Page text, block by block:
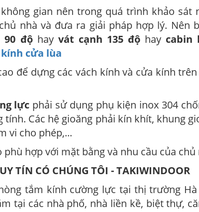
gian nên trong quá trình khảo sát
nhà và đưa ra giải pháp hợp lý. Nên
90 độhay vát cạnh 135 độhay cabin
cửa lùa
để dựng các vách kính và cửa kính
lực phải sử dụng phụ kiện inox 304
Các hệ gioăng phải kín khít, khung
vi cho phép,...
hợp với mặt bằng và nhu cầu của chủ
TÍN CÓ CHÚNG TÔI - TAKIWINDOOR
tắm kính cường lực tại thị trường Hà
tại các nhà phố, nhà liền kề, biệt thự,